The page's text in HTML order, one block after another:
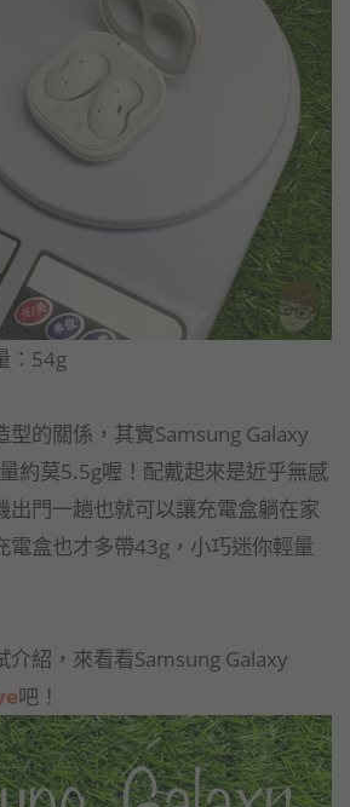
：54g
型的關係，其實Samsung Galaxy
約莫5.5g喔！配戴起來是近乎無感
出門一趟也就可以讓充電盒躺在家
電盒也才多帶43g，小巧迷你輕量
介紹，來看看Samsung Galaxy
吧！